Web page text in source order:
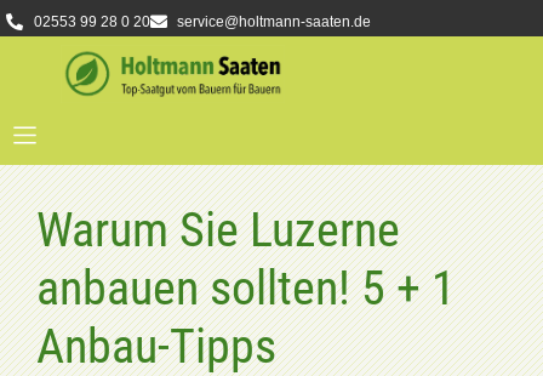
02553 99 28 0 20 service@holtmann-saaten.de
Warum Sie Luzerne
anbauen sollten! 5 + 1
Anbau-Tipps